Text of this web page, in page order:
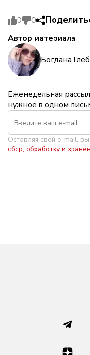
0 0
Автор материала
Богдана
Еженедельная
нужное в одном
Оставляя свой e-mail,
сбор, обработку и